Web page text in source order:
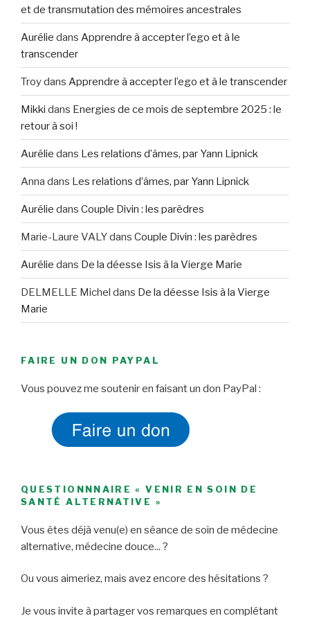
et de transmutation des mémoires ancestrales
Aurélie dans Apprendre à accepter l’ego et à le
transcender
Troydans Apprendre à accepter l’ego et à le transcender
Mikki dans Energies de ce mois de septembre 2025 : le
retour à soi !
Aurélie dans Les relations d’âmes, par Yann Lipnick
Anna dans Les relations d’âmes, par Yann Lipnick
Aurélie dans Couple Divin : les parèdres
Marie-Laure VALYdans Couple Divin : les parèdres
Aurélie dans De la déesse Isis à la Vierge Marie
DELMELLE Michel dans De la déesse Isis à la Vierge
Marie
FAIRE UN DON PAYPAL
Vous pouvez me soutenir en faisant un don PayPal :
QUESTIONNNAIRE « VENIR EN SOIN DE
SANTÉ ALTERNATIVE »
Vous êtes déjà venu(e) en séance de soin de médecine
alternative, médecine douce... ?
Ou vous aimeriez, mais avez encore des hésitations ?
Je vous invite à partager vos remarques en complétant